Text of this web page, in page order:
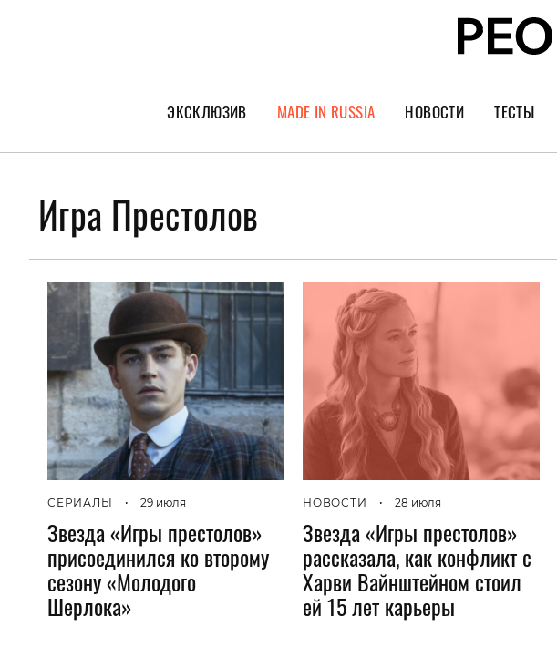
ЭКСКЛЮЗИВ
ГЕРОИ PEOPLETALK
ИНТЕРВЬЮ
ПОКОЛЕНИЕ
MADE IN RUSSIA НОВОСТИ ТЕСТЫ
Игра Престолов
СЕРИАЛЫ • 29 июля
Звезда «Игры престолов»
присоединился ко второму
сезону «Молодого
Шерлока»
НОВОСТИ • 28 июля
Звезда «Игры престолов»
рассказала, как конфликт с
Харви Вайнштейном стоил
ей 15 лет карьеры